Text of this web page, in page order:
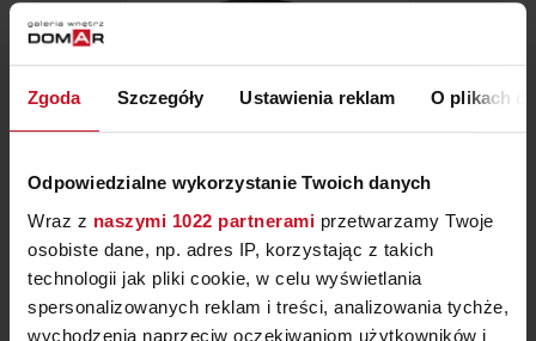
Zgoda Szczegóły Ustawienia reklam O plikach
Odpowiedzialne wykorzystanie Twoich danych
Wraz z naszymi 1022 partnerami przetwarzamy Twoje
osobiste dane, np. adres IP, korzystając z takich
technologii jak pliki cookie, w celu wyświetlania
spersonalizowanych reklam i treści, analizowania tychże,
wychodzenia naprzeciw oczekiwaniom użytkowników i
LAMPA WISZĄCA VALENTINA
BOVER
ZAPYTAJ O CENĘ W SALONIE